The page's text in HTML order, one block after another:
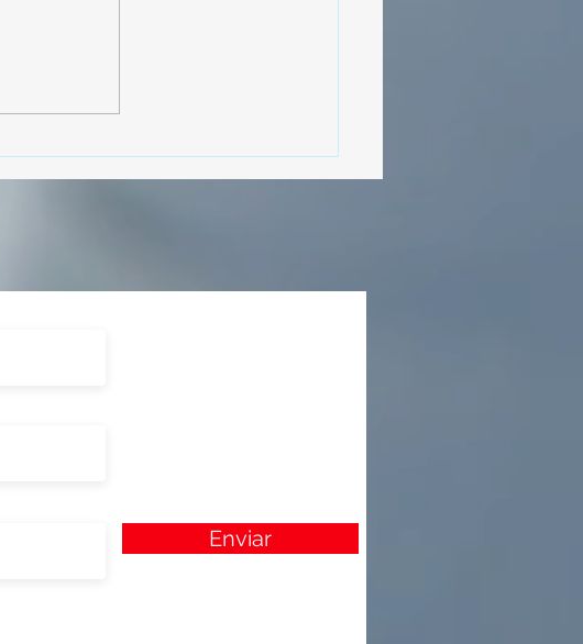
organizada por Nefertari
Enviar